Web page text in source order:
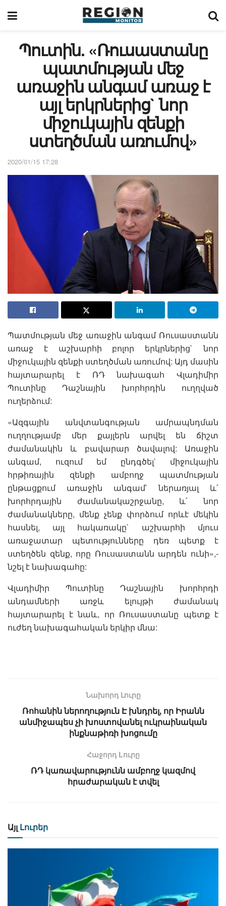
Պուտին. «Ռուսաստանը
պատմության մեջ
առաջին անգամ առաջ է
այլ երկրներից` նոր
միջուկային զենքի
ստեղծման առումով»
2020/01/15 17:28
Պատմության մեջ առաջին անգամ Ռուսաստանն
առաջ է աշխարհի բոլոր երկրներից` նոր
միջուկային զենքի ստեղծման առումով: Այդ մասին
հայտարարել է ՌԴ նախագահ Վլադիմիր
Պուտինը Դաշնային խորհրդին ուղղված
ուղերձում:
«Ազգային անվտանգության ամրապնդման
ուղղությամբ մեր քայլերն արվել են ճիշտ
ժամանակին և բավարար ծավալով: Առաջին
անգամ, ուզում եմ ընդգծել` միջուկային
հրթիռային զենքի ամբողջ պատմության
ընթացքում առաջին անգամ` ներառյալ և՛
խորհրդային ժամանակաշրջանը, և՛ նոր
ժամանակները, մենք չենք փորձում որևէ մեկին
հասնել, այլ հակառակը` աշխարհի մյուս
առաջատար պետությունները դեռ պետք է
ստեղծեն զենք, որը Ռուսաստանն արդեն ունի»,-
նշել է նախագահը:
Վլադիմիր Պուտինը Դաշնային խորհրդի
անդամների առջև ելույթի ժամանակ
հայտարարել է նաև, որ Ռուսաստանը պետք է
ուժեղ նախագահական երկիր մնա:
Նախորդ Լուրը
Ռոհանին ներողություն Է խնդրել, որ Իրանն
անմիջապես չի խոստովանել ուկրաինական
ինքնաթիռի խոցումը
Հաջորդ Lուրը
ՌԴ կառավարությունն ամբողջ կազմով
հրաժարական է տվել
Այլ Լուրեր